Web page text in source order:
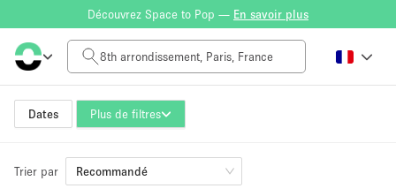
Découvrez Space to Pop — En savoir plus
Dates Plus de filtres
Tarif à la journée
0€
Taille de l'espace
Trier par Recommandé